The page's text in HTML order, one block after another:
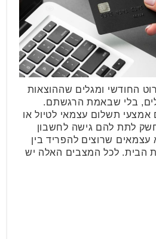
החודשי ומגלים שההוצאות
בלי שבאמת הרגשתם.
תשלום עצמאי לטיול או
לתת להם גישה לחשבון
עצמאים שרוצים להפריד בין
הבית. לכל המצבים האלה יש